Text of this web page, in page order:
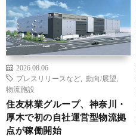
2026.08.06
プレスリリースなど
動向/展望
物流施設
住友林業グループ、神奈川・
厚木で初の自社運営型物流拠
点が稼働開始